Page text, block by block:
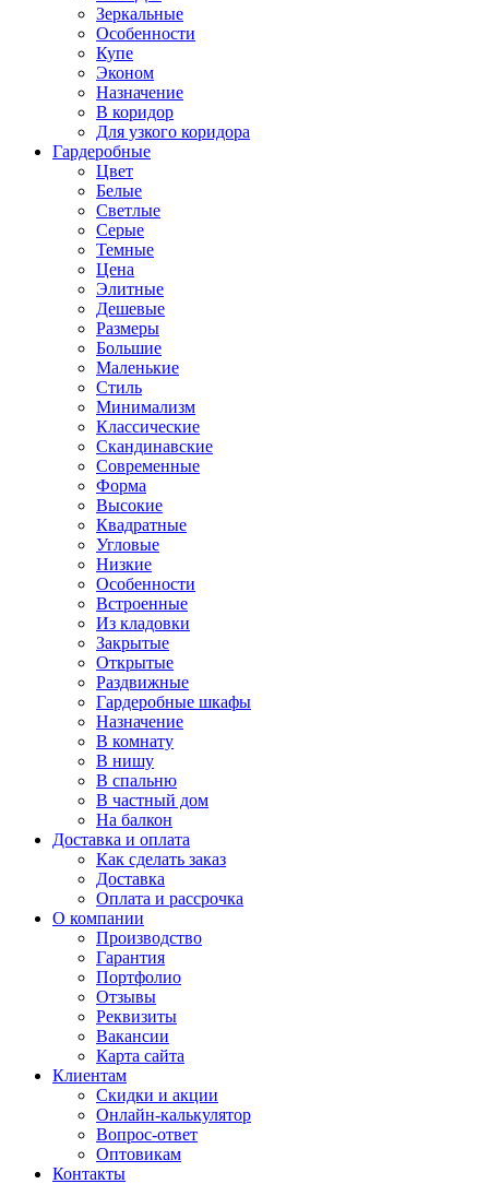
Зеркальные
Особенности
Купе
Эконом
Назначение
В коридор
Для узкого коридора
Гардеробные
Цвет
Белые
Светлые
Серые
Темные
Цена
Элитные
Дешевые
Размеры
Большие
Маленькие
Стиль
Минимализм
Классические
Скандинавские
Современные
Форма
Высокие
Квадратные
Угловые
Низкие
Особенности
Встроенные
Из кладовки
Закрытые
Открытые
Раздвижные
Гардеробные шкафы
Назначение
В комнату
В нишу
В спальню
В частный дом
На балкон
Доставка и оплата
Как сделать заказ
Доставка
Оплата и рассрочка
О компании
Производство
Гарантия
Портфолио
Отзывы
Реквизиты
Вакансии
Карта сайта
Клиентам
Скидки и акции
Онлайн-калькулятор
Вопрос-ответ
Оптовикам
Контакты